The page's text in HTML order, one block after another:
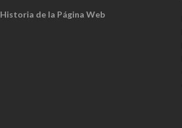
Historia de la Página Web